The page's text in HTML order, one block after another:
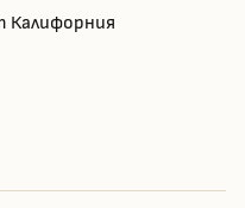
Калифорния